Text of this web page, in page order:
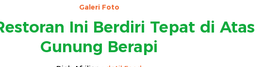
Galeri Foto
Ini Berdiri Tepat di Atas
Gunung Berapi